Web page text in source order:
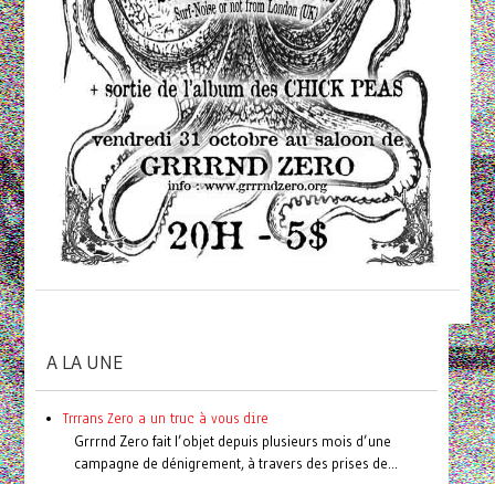
A LA UNE
Trrrans Zero a un truc à vous dire
Grrrnd Zero fait l’objet depuis plusieurs mois d’une
campagne de dénigrement, à travers des prises de...